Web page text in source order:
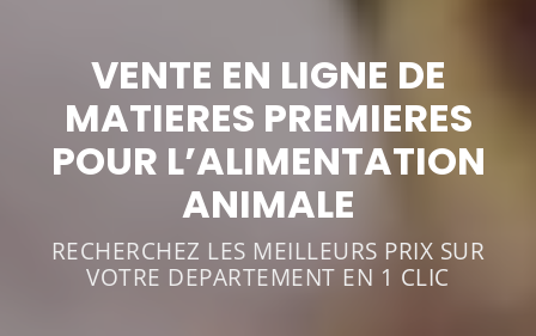
VENTE EN LIGNE DE
MATIERES PREMIERES
POUR L’ALIMENTATION
ANIMALE
RECHERCHEZ LES MEILLEURS PRIX SUR
VOTRE DEPARTEMENT EN 1 CLIC